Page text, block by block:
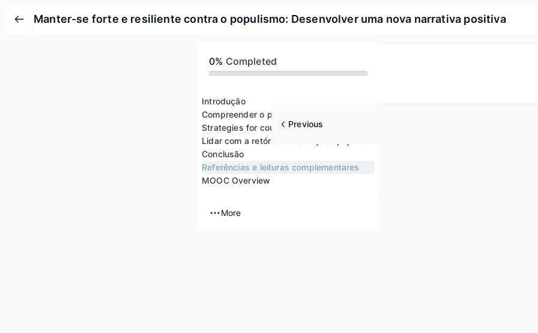
Manter-se forte e resiliente contra o populismo: Desenvolver uma nova narrativa positiva
0% Completed
Introdução
Conclusão
Referências e leituras complementares
MOOC Overview
More
Previous